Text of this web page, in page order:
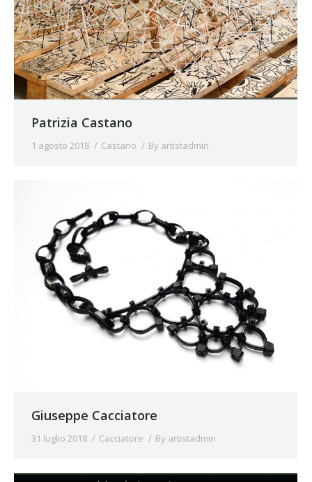
Patrizia Castano
1 agosto 2018 Castano By artistadmin
Giuseppe Cacciatore
31 luglio 2018 Cacciatore By artistadmin